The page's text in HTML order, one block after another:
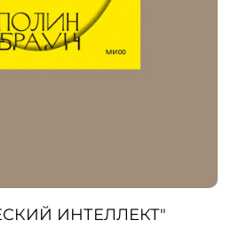
ИНТЕЛЛЕКТ"